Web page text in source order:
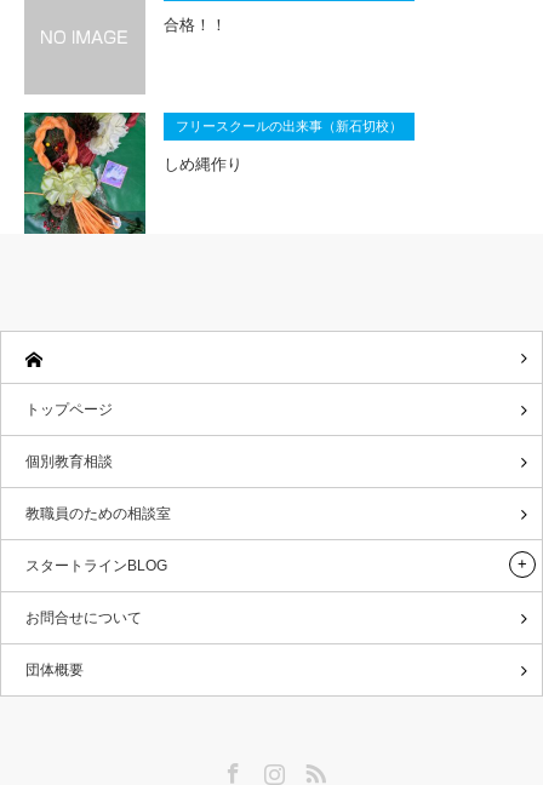
合格！！
フリースクールの出来事（新石切校）
しめ縄作り
トップページ
個別教育相談
教職員のための相談室
スタートラインBLOG
お問合せについて
団体概要